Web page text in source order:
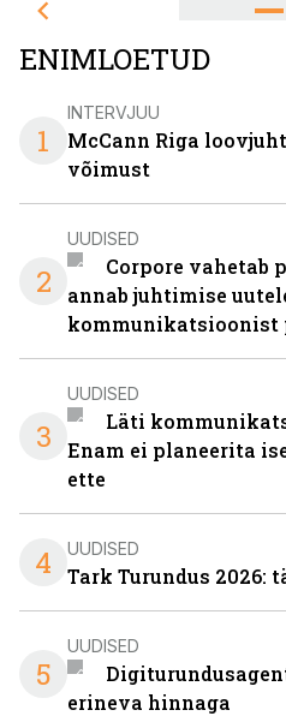
ENIMLOETUD
1
INTERVJUU
McCann Riga
võimust
2
UUDISED
Corpore vahetab
annab juhtimise
kommunikatsioonist
3
UUDISED
Läti
Enam ei planeerita
ette
4 UUDISED
Tark Turundus 2026:
5
UUDISED
erineva hinnaga